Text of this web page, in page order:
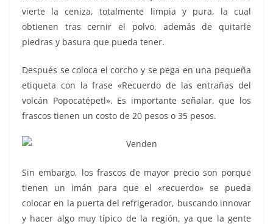
vierte la ceniza, totalmente limpia y pura, la cual
obtienen tras cernir el polvo, además de quitarle
piedras y basura que pueda tener.
Después se coloca el corcho y se pega en una pequeña
etiqueta con la frase «Recuerdo de las entrañas del
volcán Popocatépetl». Es importante señalar, que los
frascos tienen un costo de 20 pesos o 35 pesos.
Sin embargo, los frascos de mayor precio son porque
tienen un imán para que el «recuerdo» se pueda
colocar en la puerta del refrigerador, buscando innovar
y hacer algo muy típico de la región, ya que la gente